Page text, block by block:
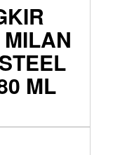
ML